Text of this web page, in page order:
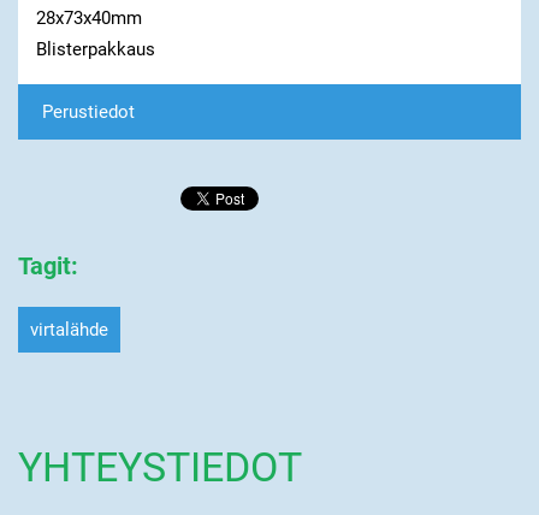
28x73x40mm
Blisterpakkaus
Perustiedot
Tagit:
virtalähde
YHTEYSTIEDOT